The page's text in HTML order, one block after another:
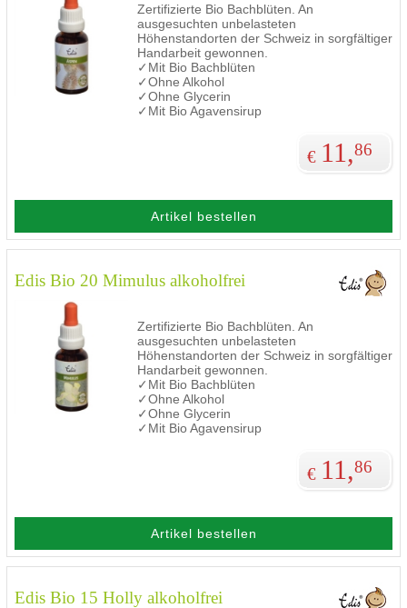
Zertifizierte Bio Bachblüten. An
ausgesuchten unbelasteten
Höhenstandorten der Schweiz in sorgfältiger
Handarbeit gewonnen.
✓Mit Bio Bachblüten
✓Ohne Alkohol
✓Ohne Glycerin
✓Mit Bio Agavensirup
€ 11,86
Artikel bestellen
Edis Bio 20 Mimulus alkoholfrei
Zertifizierte Bio Bachblüten. An
ausgesuchten unbelasteten
Höhenstandorten der Schweiz in sorgfältiger
Handarbeit gewonnen.
✓Mit Bio Bachblüten
✓Ohne Alkohol
✓Ohne Glycerin
✓Mit Bio Agavensirup
€ 11,86
Artikel bestellen
Edis Bio 15 Holly alkoholfrei